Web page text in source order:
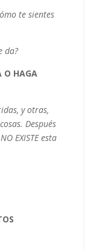
te sientes
da?
HAGA
y otras,
Después
EXISTE esta